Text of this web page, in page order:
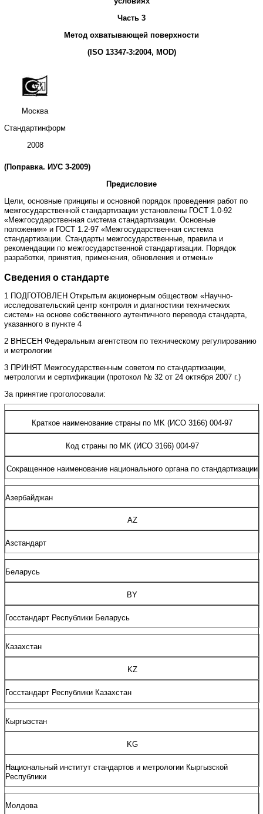
Часть 3
Метод охватывающей поверхности
(ISO13347-3:2004, MOD)
Москва
Стандартинформ
2008
(Поправка. ИУС 3-2009)
Предисловие
Цели основные принципы и основной порядок проведения работ по
межгосударственной стандартизации установлены ГОСТ 1.0-92
«Межгосударственная система стандартизации Основные
положения» и ГОСТ 1.2-97 «Межгосударственная система
стандартизации Стандарты межгосударственные правила и
рекомендации по межгосударственной стандартизации
Порядок
разработки принятия применения обновления и отмены»
Сведения о стандарте
1 ПОДГОТОВЛЕН Открытым акционерным обществом «Научно-
исследовательский центр контроля и диагностики технических
систем» на основе собственного аутентичного перевода стандарта
указанного в пункте 4
2 ВНЕСЕН Федеральным агентством по техническому регулированию
и метрологии
3 ПРИНЯТ Межгосударственным советом по стандартизации
метрологии и сертификации (протокол № 32 от 24 октября 2007 г.)
За принятие проголосовали:
Краткое наименование страны по MK (ИСО 3166) 004-97
Код страны по MK (ИСО3166) 004-97
Сокращенное наименование национального органа по стандартизации
Азербайджан
AZ
Азстандарт
Беларусь
BY
Госстандарт Республики Беларусь
Казахстан
KZ
Госстандарт Республики Казахстан
Кыргызстан
KG
Национальный институт стандартов и метрологии Кыргызской
Республики
Молдова